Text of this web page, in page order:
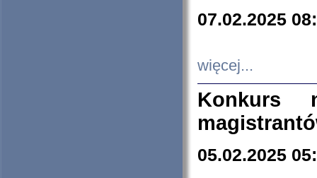
07.02.2025
więcej...
Konkurs
05.02.2025